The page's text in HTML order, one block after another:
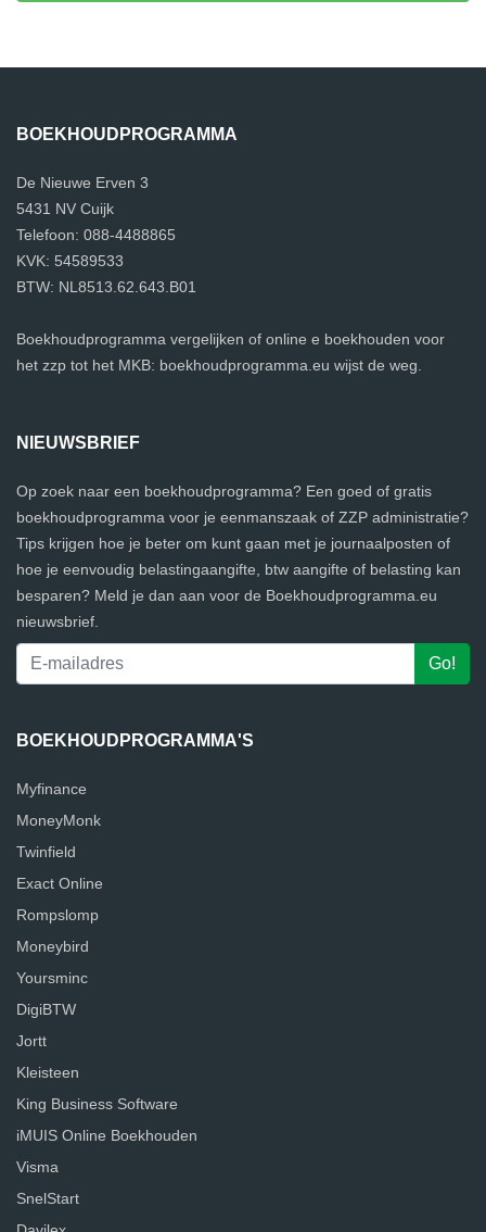
BOEKHOUDPROGRAMMA
De Nieuwe Erven 3
5431 NV Cuijk
Telefoon: 088-4488865
KVK: 54589533
BTW: NL8513.62.643.B01
Boekhoudprogramma vergelijken of online e boekhouden voor
het zzp tot het MKB: boekhoudprogramma.eu wijst de weg.
NIEUWSBRIEF
Op zoek naar een boekhoudprogramma? Een goed of gratis
boekhoudprogramma voor je eenmanszaak of ZZP administratie?
Tips krijgen hoe je beter om kunt gaan met je journaalposten of
hoe je eenvoudig belastingaangifte, btw aangifte of belasting kan
besparen? Meld je dan aan voor de Boekhoudprogramma.eu
nieuwsbrief.
BOEKHOUDPROGRAMMA'S
Myfinance
MoneyMonk
Twinfield
Exact Online
Rompslomp
Moneybird
Yoursminc
DigiBTW
Jortt
Kleisteen
King Business Software
iMUIS Online Boekhouden
Visma
SnelStart